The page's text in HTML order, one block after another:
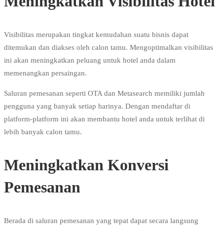
Visibilitas merupakan tingkat kemudahan suatu bisnis dapat
ditemukan dan diakses oleh calon tamu. Mengoptimalkan visibilitas
ini akan meningkatkan peluang untuk hotel anda dalam
memenangkan persaingan.
Saluran pemesanan seperti OTA dan Metasearch memiliki jumlah
pengguna yang banyak setiap harinya. Dengan mendaftar di
platform-platform ini akan membantu hotel anda untuk terlihat di
lebih banyak calon tamu.
Meningkatkan Konversi
Pemesanan
Berada di saluran pemesanan yang tepat dapat secara langsung